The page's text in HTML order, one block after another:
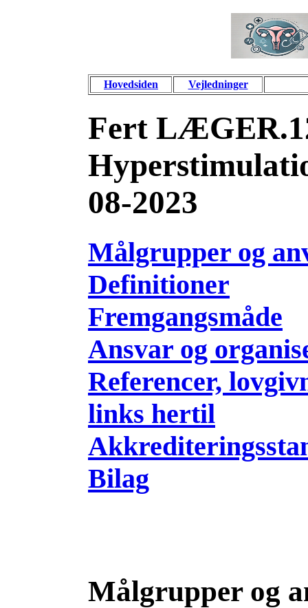
Hovedsiden Vejledninger
Fert
08-2023
Målgrupper og
Definitioner
Fremgangsmåde
Ansvar og
Referencer,
links hertil
Bilag
Målgrupper og